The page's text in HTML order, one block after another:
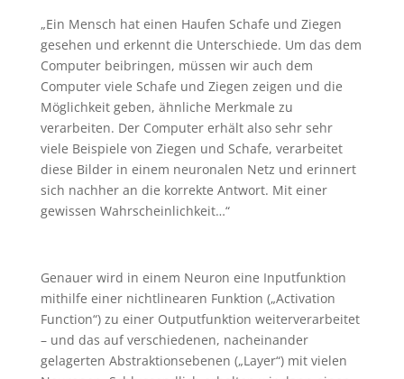
„Ein Mensch hat einen Haufen Schafe und Ziegen
gesehen und erkennt die Unterschiede. Um das dem
Computer beibringen, müssen wir auch dem
Computer viele Schafe und Ziegen zeigen und die
Möglichkeit geben, ähnliche Merkmale zu
verarbeiten. Der Computer erhält also sehr sehr
viele Beispiele von Ziegen und Schafe, verarbeitet
diese Bilder in einem neuronalen Netz und erinnert
sich nachher an die korrekte Antwort. Mit einer
gewissen Wahrscheinlichkeit…“
Genauer wird in einem Neuron eine Inputfunktion
mithilfe einer nichtlinearen Funktion („Activation
Function“) zu einer Outputfunktion weiterverarbeitet
– und das auf verschiedenen, nacheinander
gelagerten Abstraktionsebenen („Layer“) mit vielen